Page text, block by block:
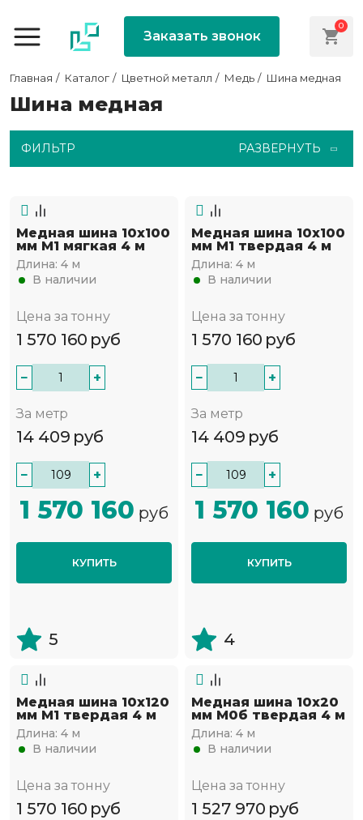
Заказать звонок
0
Главная Каталог Цветной металл Медь Шина медная
Шина медная
ФИЛЬТР РАЗВЕРНУТЬ
Медная шина 10х100
мм М1 мягкая 4 м
Длина: 4 м
В наличии
Цена за тонну
1 570 160 руб
− +
За метр
14 409 руб
− +
1 570 160 руб
КУПИТЬ
5
Медная шина 10х100
мм М1 твердая 4 м
Длина: 4 м
В наличии
Цена за тонну
1 570 160 руб
− +
За метр
14 409 руб
− +
1 570 160 руб
КУПИТЬ
4
Медная шина 10х120
мм М1 твердая 4 м
Длина: 4 м
В наличии
Цена за тонну
1 570 160 руб
Медная шина 10х20
мм М0б твердая 4 м
Длина: 4 м
В наличии
Цена за тонну
1 527 970 руб